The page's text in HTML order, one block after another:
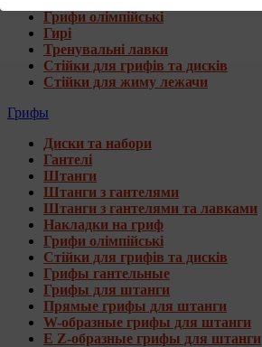
Грифи олімпійські
Гирі
Тренувальні лавки
Стійки для грифів та дисків
Стійки для жиму лежачи
Грифы
Диски та набори
Гантелі
Штанги
Штанги з гантелями
Штанги з гантелями та лавками
Накладки на гриф
Грифи олімпійські
Стійки для грифів та дисків
Грифы гантельные
Грифы для штанги
Прямые грифы для штанги
W-образные грифы для штанги
E Z-образные грифы для штанги